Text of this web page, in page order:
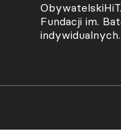
Fundacji im.
indywidualnych.